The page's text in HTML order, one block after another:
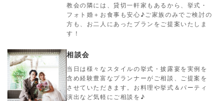
教会の隣には、貸切一軒家もあるから、挙式・
フォト婚＋お食事も安心♪ご家族のみでご検討の
方も、お二人にあったプランをご提案いたしま
す！
相談会
当日は様々なスタイルの挙式・披露宴を実例を
含め経験豊富なプランナーがご相談、ご提案を
させていただきます。お料理や挙式＆パーティ
演出など気軽にご相談を♪